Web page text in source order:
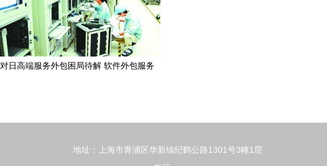
对日高端服务外包困局待解 软件外包服务
地址：上海市青浦区华新镇纪鹤公路1301号3幢1层